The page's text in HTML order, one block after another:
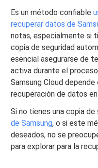
Es un método confiable
recuperar datos de
notas, especialmente si
copia de seguridad
esencial asegurarse de
activa durante el
Samsung Cloud
recuperación de datos
Si no tienes una copia
de Samsung, o si este
deseados, no se
para explorar para la